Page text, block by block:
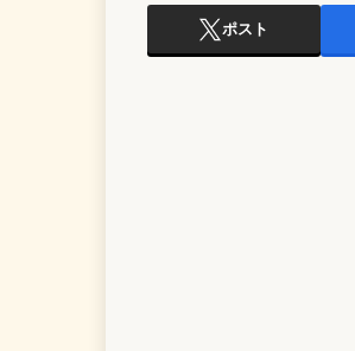
ポスト